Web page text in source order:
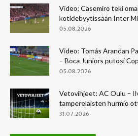
Video: Casemiro teki
kotidebyytissään Inter
05.08.2026
Video: Tomás Arandan
– Boca Juniors putosi
05.08.2026
Vetovihjeet: AC Oulu –
tamperelaisten hurmio
31.07.2026